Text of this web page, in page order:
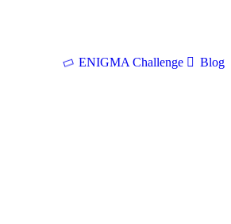
ENIGMA Challenge Blog